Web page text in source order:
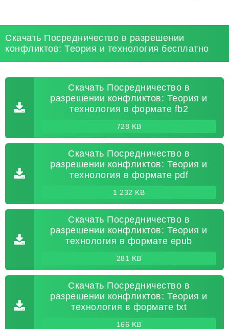
Скачать Посредничество в разрешении
конфликтов: Теория и технология бесплатно
Скачать Посредничество в
разрешении конфликтов: Теория и
технология в формате fb2
728 KB
Скачать Посредничество в
разрешении конфликтов: Теория и
технология в формате pdf
1 232 KB
Скачать Посредничество в
разрешении конфликтов: Теория и
технология в формате epub
281 KB
Скачать Посредничество в
разрешении конфликтов: Теория и
технология в формате txt
166 KB